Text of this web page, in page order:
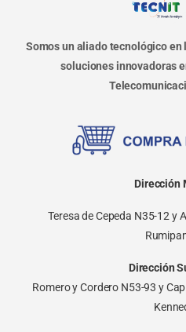
Somos un aliado tecnológico
soluciones innovadoras
Dirección
Teresa de Cepeda N35-12 y
Dirección
Romero y Cordero N53-93 y